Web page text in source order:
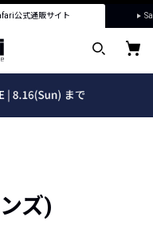
公式通販サイト
ズ)